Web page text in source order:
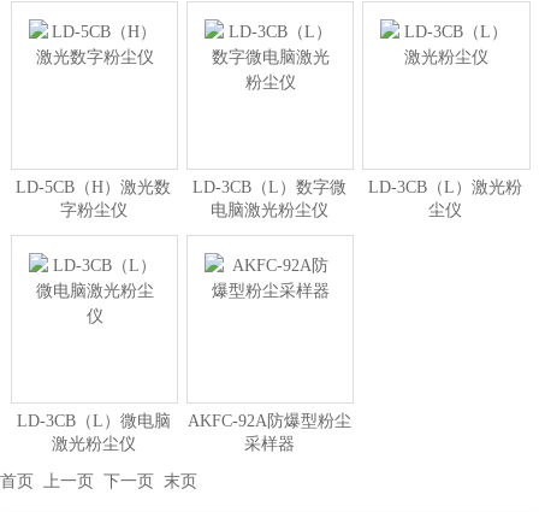
LD-5CB（H）激光数
字粉尘仪
LD-3CB（L）数字微
电脑激光粉尘仪
LD-3CB（L）激光粉
尘仪
LD-3CB（L）微电脑
激光粉尘仪
AKFC-92A防爆型粉尘
采样器
首页 上一页 下一页 末页